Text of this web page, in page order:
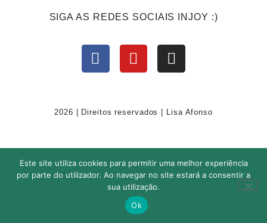
SIGA AS REDES SOCIAIS INJOY :)
2026 | Direitos reservados | Lisa Afonso
Este site utiliza cookies para permitir uma melhor experiência
por parte do utilizador. Ao navegar no site estará a consentir a
sua utilização.
Ok